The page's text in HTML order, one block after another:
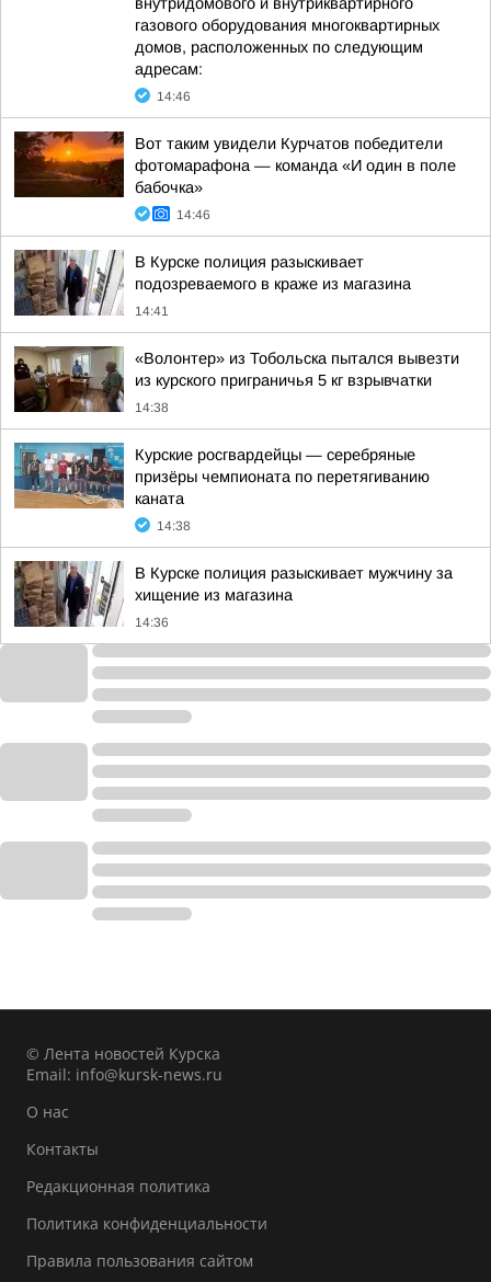
газового оборудования многоквартирных
домов, расположенных по следующим
адресам:
14:46
Вот таким увидели Курчатов победители
фотомарафона — команда «И один в поле
бабочка»
14:46
В Курске полиция разыскивает
подозреваемого в краже из магазина
14:41
«Волонтер» из Тобольска пытался вывезти
из курского приграничья 5 кг взрывчатки
14:38
Курские росгвардейцы — серебряные
призёры чемпионата по перетягиванию
каната
14:38
В Курске полиция разыскивает мужчину за
хищение из магазина
14:36
© Лента новостей Курска
Email: info@kursk-news.ru
О нас
Контакты
Редакционная политика
Политика конфиденциальности
Правила пользования сайтом